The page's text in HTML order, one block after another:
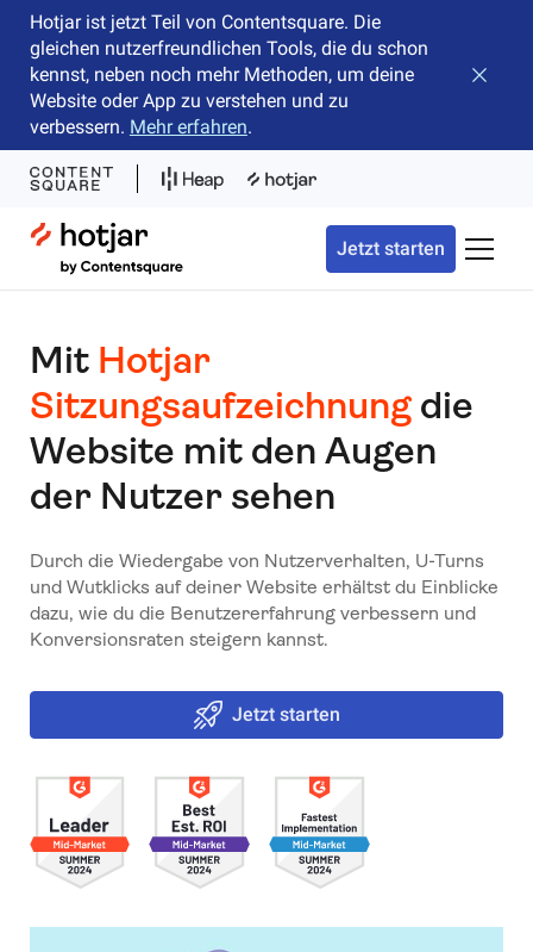
Hotjar ist jetzt Teil von Contentsquare. Die
gleichen nutzerfreundlichen Tools, die du schon
kennst, neben noch mehr Methoden, um deine
Website oder App zu verstehen und zu
verbessern. Mehr erfahren.
Hotjar Logo
Jetzt starten
Mit Hotjar
Sitzungsaufzeichnung die
Website mit den Augen
der Nutzer sehen
Durch die Wiedergabe von Nutzerverhalten, U-Turns
und Wutklicks auf deiner Website erhältst du Einblicke
dazu, wie du die Benutzererfahrung verbessern und
Konversionsraten steigern kannst.
Jetzt starten